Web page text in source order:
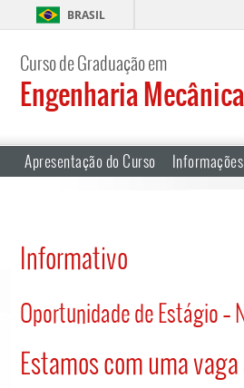
BRASIL
Curso de Graduação em
Engenharia Mecânica
Apresentação do Curso
Informativo
Oportunidade de Estágio –
Estamos com uma